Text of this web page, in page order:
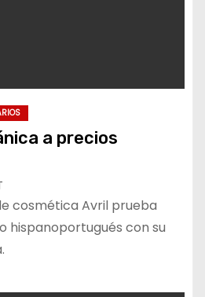
a precios
cosmética Avril prueba
hispanoportugués con su